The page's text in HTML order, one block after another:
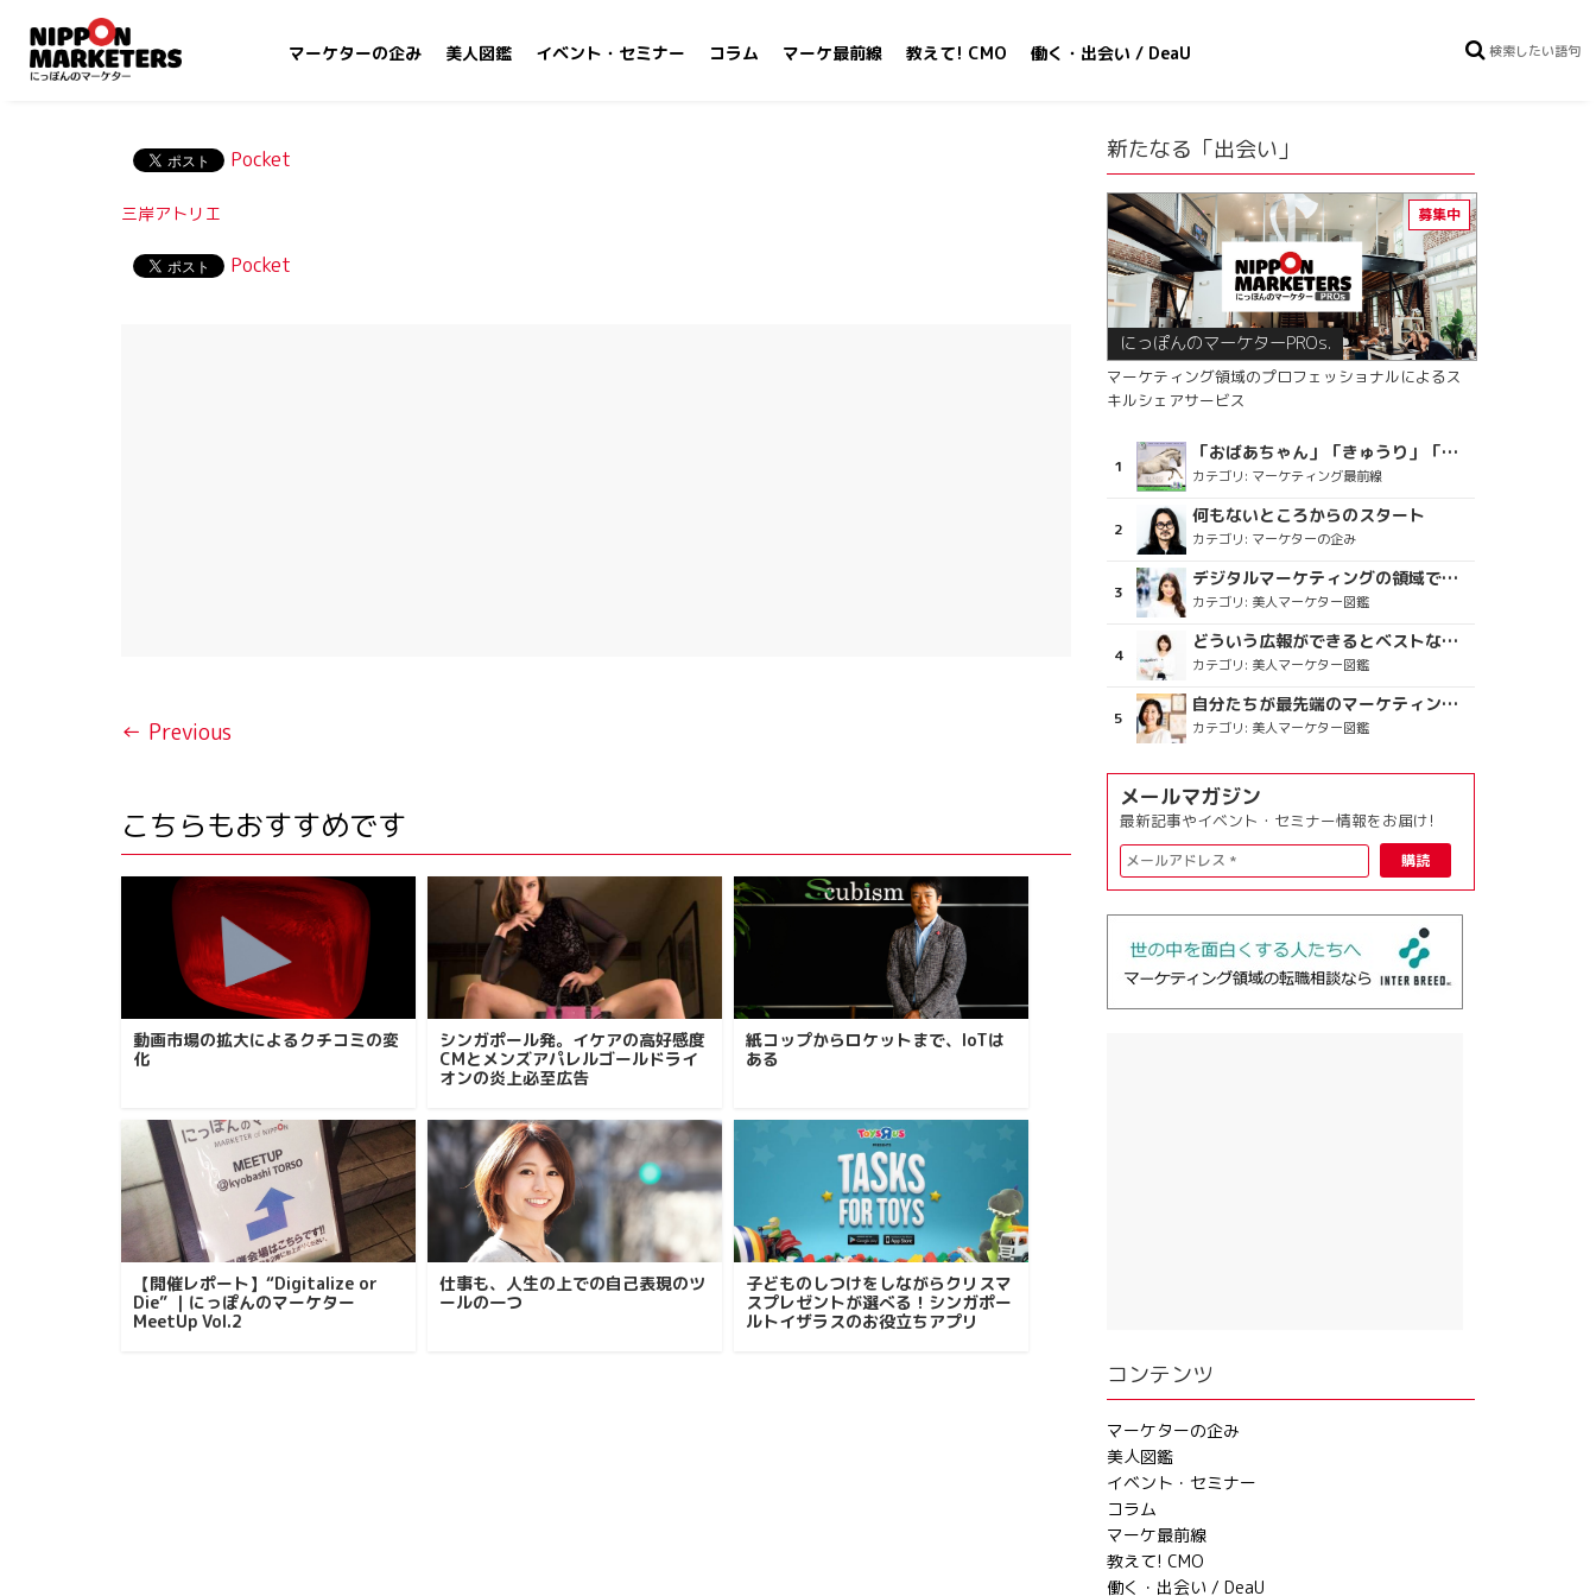
マーケターの企み 美人図鑑 イベント・セミナー コラム マーケ最前線 教えて! CMO 働く・出会い / DeaU
Pocket
三岸アトリエ
Pocket
← Previous
こちらもおすすめです
動画市場の拡大によるクチコミの変
化
シンガポール発。イケアの高好感度
CMとメンズアパレルゴールドライ
オンの炎上必至広告
紙コップからロケットまで、IoTは
ある
【開催レポート】“Digitalize or
Die” ｜にっぽんのマーケター
MeetUp Vol.2
仕事も、人生の上での自己表現のツ
ールの一つ
子どものしつけをしながらクリスマ
スプレゼントが選べる！シンガポー
ルトイザラスのお役立ちアプリ
新たなる「出会い」
にっぽんのマーケターPROs.
マーケティング領域のプロフェッショナルによるス
キルシェアサービス
「おばあちゃん」「きゅうり」「ディスコで踊るおじさん」をCM素材に使った、「気持ちよさ」が売りの意外な商品とは？
カテゴリ: マーケティング最前線
何もないところからのスタート
カテゴリ: マーケターの企み
デジタルマーケティングの領域で、海外というステージに
カテゴリ: 美人マーケター図鑑
どういう広報ができるとベストなのか
カテゴリ: 美人マーケター図鑑
自分たちが最先端のマーケティングを目指す
カテゴリ: 美人マーケター図鑑
メールマガジン
最新記事やイベント・セミナー情報をお届け!
コンテンツ
マーケターの企み
美人図鑑
イベント・セミナー
コラム
マーケ最前線
教えて! CMO
働く・出会い / DeaU